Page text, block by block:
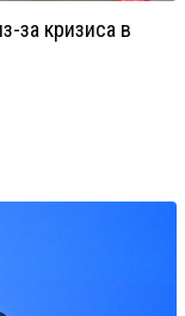
за кризиса в